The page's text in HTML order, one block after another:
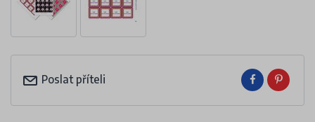
Poslat příteli